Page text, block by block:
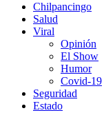
Chilpancingo
Salud
Viral
Opinión
El Show
Humor
Covid-19
Seguridad
Estado